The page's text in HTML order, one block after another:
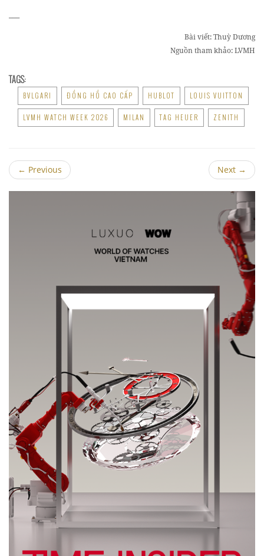
Bài viết: Thuỳ Dương
Nguồn tham khảo: LVMH
TAGS:
BVLGARI ĐỒNG HỒ CAO CẤP HUBLOT LOUIS VUITTON
LVMH WATCH WEEK 2026 MILAN TAG HEUER ZENITH
← Previous Next →